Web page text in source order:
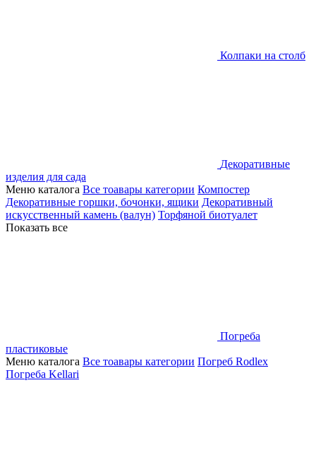
Колпаки на столб
Декоративные
изделия для сада
Меню каталога Все тоавары категории Компостер
Декоративные горшки, бочонки, ящики Декоративный
искусственный камень (валун) Торфяной биотуалет
Показать все
Погреба
пластиковые
Меню каталога Все тоавары категории Погреб Rodlex
Погреба Kellari